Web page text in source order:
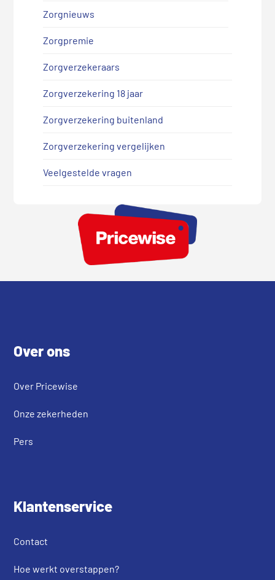
Zorgnieuws
Zorgpremie
Zorgverzekeraars
Zorgverzekering 18 jaar
Zorgverzekering buitenland
Zorgverzekering vergelijken
Veelgestelde vragen
Over ons
Over Pricewise
Onze zekerheden
Pers
Klantenservice
Contact
Hoe werkt overstappen?